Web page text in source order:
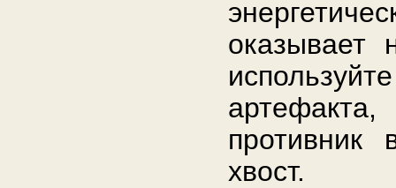
оказывает
противник
хвост.